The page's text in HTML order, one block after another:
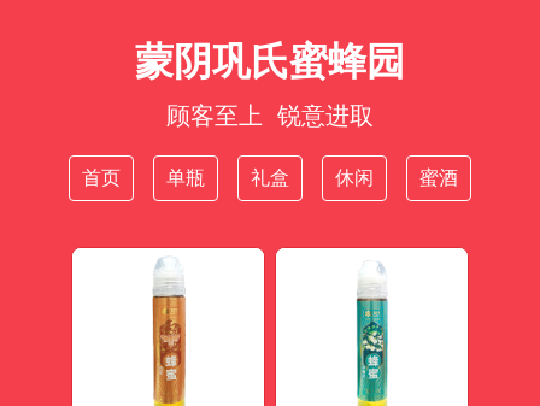
蒙阴巩氏蜜蜂园
顾客至上 锐意进取
首页 单瓶 礼盒 休闲 蜜酒